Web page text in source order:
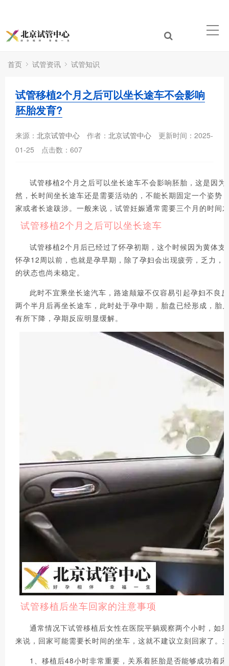
首页 试管资讯 试管知识
试管移植2个月之后可以坐长途车不会影响
胚胎发育?
来源： 北京试管中心 作者： 北京试管中心
更新时间：2025-
01-25
点击数： 607
试管移植2个月之后可以坐长途车不会影响胚胎，这是因
然，长时间坐长途车还是需要活动的，不能长期固定一个姿势
家或者长途跋涉。一般来说，试管妊娠通常需要三个月的时间
试管移植2个月之后可以坐长途车
试管移植2个月后已经过了怀孕初期，这个时候因为黄体
怀孕12周以前，也就是孕早期，除了孕妇会出现疲劳，乏力
的状态也尚未稳定。
此时不宜乘坐长途汽车，路途颠簸不仅容易引起孕妇不良
两个半月后再坐长途车，此时处于孕中期，胎盘已经形成，胎
有所下降，孕期反应明显缓解。
试管移植后坐车回家的注意事项
通常情况下试管移植后女性在医院平躺观察两个小时，如
来说，回家可能需要长时间的坐车，这就不建议立刻回家了。
1、移植后48小时非常重要，关系着胚胎是否能够成功着